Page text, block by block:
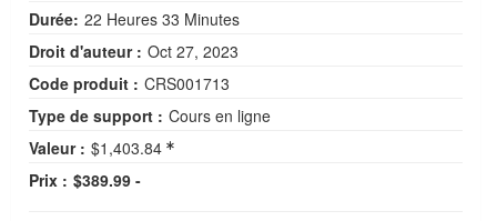
Durée: 22 Heures 33 Minutes
Droit d'auteur : Oct 27, 2023
Code produit : CRS001713
Type de support : Cours en ligne
Valeur : $1,403.84
Prix : $389.99 -